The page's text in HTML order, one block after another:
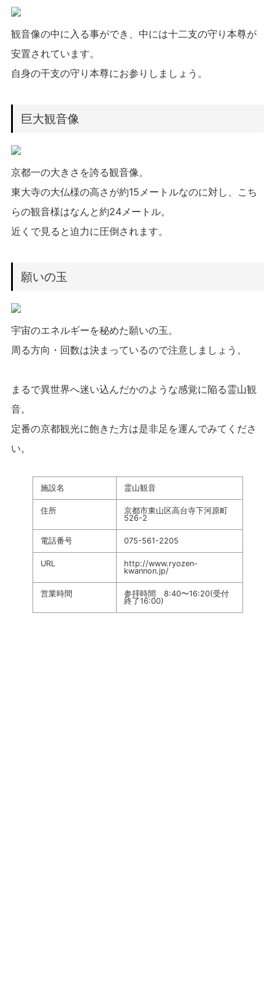
観音像の中に入る事ができ、中には十二支の守り本尊が
安置されています。
自身の干支の守り本尊にお参りしましょう。
巨大観音像
京都一の大きさを誇る観音像。
東大寺の大仏様の高さが約15メートルなのに対し、こち
らの観音様はなんと約24メートル。
近くで見ると迫力に圧倒されます。
願いの玉
宇宙のエネルギーを秘めた願いの玉。
周る方向・回数は決まっているので注意しましょう。
まるで異世界へ迷い込んだかのような感覚に陥る霊山観
音。
定番の京都観光に飽きた方は是非足を運んでみてくださ
い。
施設名 霊山観音
住所
京都市東山区高台寺下河原町
526-2
電話番号 075-561-2205
URL
http://www.ryozen-
kwannon.jp/
営業時間
参拝時間 8:40〜16:20(受付
終了16:00)